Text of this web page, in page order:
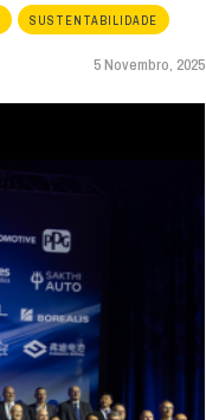
SUSTENTABILIDADE
5 Novembro, 2025